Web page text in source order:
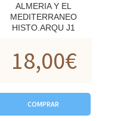
ALMERIA Y EL
MEDITERRANEO
HISTO.ARQU J1
18,00€
COMPRAR